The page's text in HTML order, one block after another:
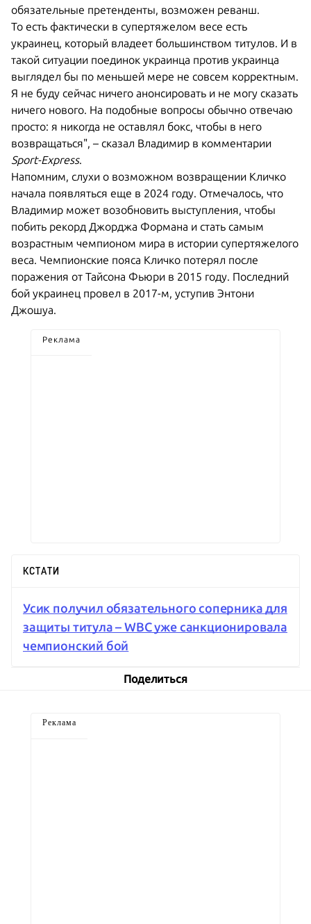
обязательные претенденты, возможен реванш.
То есть фактически в супертяжелом весе есть
украинец, который владеет большинством титулов. И в
такой ситуации поединок украинца против украинца
выглядел бы по меньшей мере не совсем корректным.
Я не буду сейчас ничего анонсировать и не могу сказать
ничего нового. На подобные вопросы обычно отвечаю
просто: я никогда не оставлял бокс, чтобы в него
возвращаться", – сказал Владимир в комментарии
Sport-Express.
Напомним, слухи о возможном возвращении Кличко
начала появляться еще в 2024 году. Отмечалось, что
Владимир может возобновить выступления, чтобы
побить рекорд Джорджа Формана и стать самым
возрастным чемпионом мира в истории супертяжелого
веса. Чемпионские пояса Кличко потерял после
поражения от Тайсона Фьюри в 2015 году. Последний
бой украинец провел в 2017-м, уступив Энтони
Джошуа.
Реклама
КСТАТИ
Усик получил обязательного соперника для
защиты титула – WBC уже санкционировала
чемпионский бой
Поделиться
Реклама